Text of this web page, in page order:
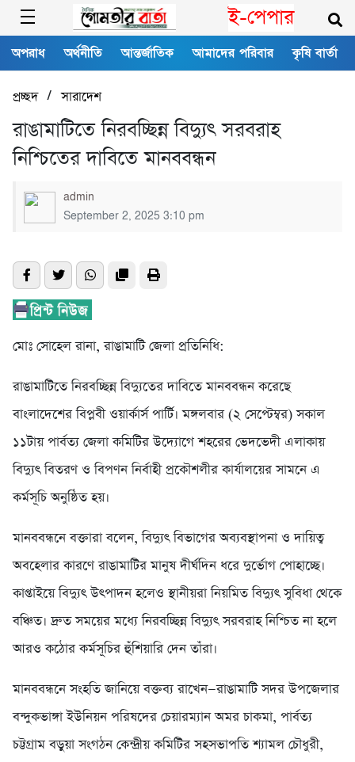
ই-পেপার
অপরাধ অর্থনীতি আন্তর্জাতিক আমাদের পরিবার কৃষি বার্তা
প্রচ্ছদ/সারাদেশ
রাঙামাটিতে নিরবচ্ছিন্ন বিদ্যুৎ সরবরাহ
নিশ্চিতের দাবিতে মানববন্ধন
admin
September 2, 2025 3:10 pm
মোঃ সোহেল রানা, রাঙামাটি জেলা প্রতিনিধি:
রাঙামাটিতে নিরবচ্ছিন্ন বিদ্যুতের দাবিতে মানববন্ধন করেছে
বাংলাদেশের বিপ্লবী ওয়ার্কার্স পার্টি। মঙ্গলবার (২ সেপ্টেম্বর) সকাল
১১টায় পার্বত্য জেলা কমিটির উদ্যোগে শহরের ভেদভেদী এলাকায়
বিদ্যুৎ বিতরণ ও বিপণন নির্বাহী প্রকৌশলীর কার্যালয়ের সামনে এ
কর্মসূচি অনুষ্ঠিত হয়।
মানববন্ধনে বক্তারা বলেন, বিদ্যুৎ বিভাগের অব্যবস্থাপনা ও দায়িত্ব
অবহেলার কারণে রাঙামাটির মানুষ দীর্ঘদিন ধরে দুর্ভোগ পোহাচ্ছে।
কাপ্তাইয়ে বিদ্যুৎ উৎপাদন হলেও স্থানীয়রা নিয়মিত বিদ্যুৎ সুবিধা থেকে
বঞ্চিত। দ্রুত সময়ের মধ্যে নিরবচ্ছিন্ন বিদ্যুৎ সরবরাহ নিশ্চিত না হলে
আরও কঠোর কর্মসূচির হুঁশিয়ারি দেন তাঁরা।
মানববন্ধনে সংহতি জানিয়ে বক্তব্য রাখেন—রাঙামাটি সদর উপজেলার
বন্দুকভাঙ্গা ইউনিয়ন পরিষদের চেয়ারম্যান অমর চাকমা, পার্বত্য
চট্টগ্রাম বড়ুয়া সংগঠন কেন্দ্রীয় কমিটির সহসভাপতি শ্যামল চৌধুরী,